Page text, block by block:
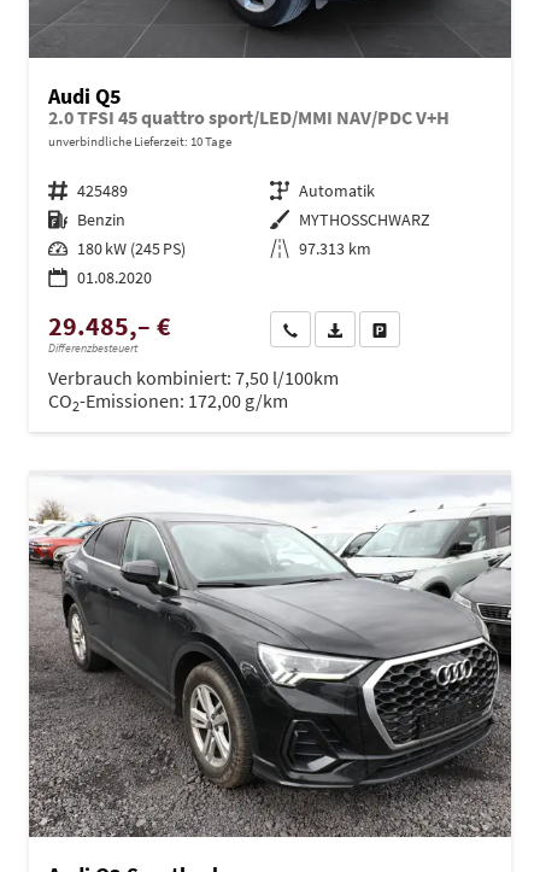
Audi Q5
2.0 TFSI 45 quattro sport/LED/MMI NAV/PDC V+H
unverbindliche Lieferzeit: 10 Tage
Fahrzeugnr. 425489 Getriebe Automatik
Kraftstoff Benzin Außenfarbe MYTHOSSCHWARZ
Leistung 180 kW (245 PS) Kilometerstand 97.313 km
01.08.2020
29.485,– €
Differenzbesteuert
Wir rufen Sie anPDF-Datei, Fahrzeugexposé
Verbrauch kombiniert: 7,50 l/100km
CO2-Emissionen: 172,00 g/km